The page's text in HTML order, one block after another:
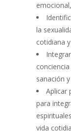
la
cotidiana
sanación
Aplicar
para
vida